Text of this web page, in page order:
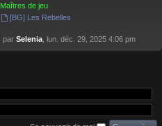
Maîtres de jeu
[BG] Les Rebelles
par Selenia , lun. déc. 29, 2025 4:06 pm